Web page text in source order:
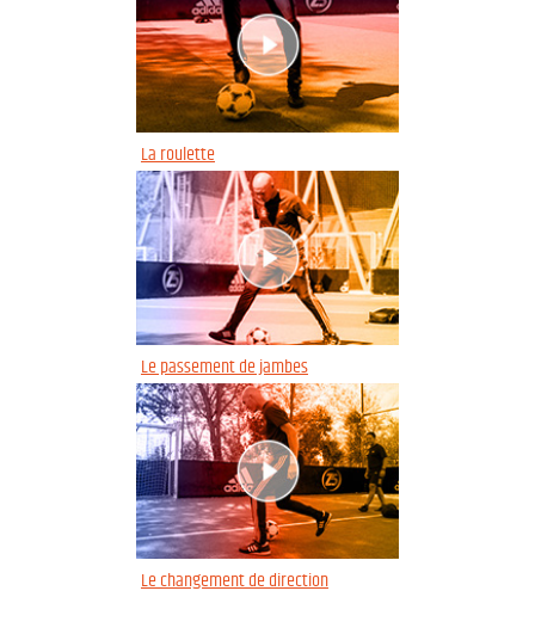
La roulette
Le passement de jambes
Le changement de direction